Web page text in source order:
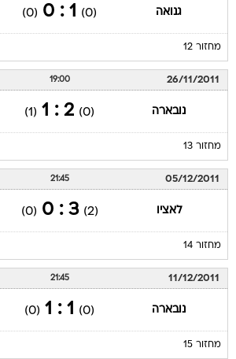
גנואה (0)
1 : 0
(0)
מחזור 12
26/11/2011
19:00
נובארה (0)
2 : 1
(1)
מחזור 13
05/12/2011
21:45
לאציו (2)
3 : 0
(0)
מחזור 14
11/12/2011
21:45
נובארה (0)
1 : 1
(0)
מחזור 15